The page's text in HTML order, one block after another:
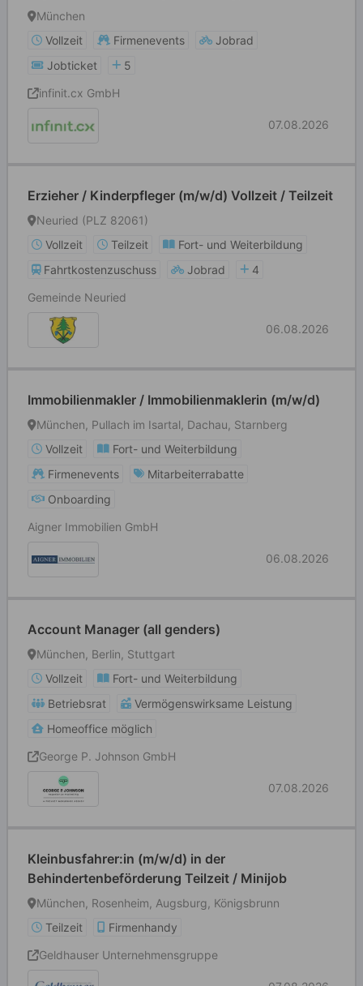
München
Vollzeit
Firmenevents
Jobrad
Jobticket
5
infinit.cx GmbH
07.08.2026
Erzieher / Kinderpfleger (m/w/d) Vollzeit / Teilzeit
Neuried (PLZ 82061)
Vollzeit
Teilzeit
Fort- und Weiterbildung
Fahrtkostenzuschuss
Jobrad
4
Gemeinde Neuried
06.08.2026
Immobilienmakler / Immobilienmaklerin (m/w/d)
München, Pullach im Isartal, Dachau, Starnberg
Vollzeit
Fort- und Weiterbildung
Firmenevents
Mitarbeiterrabatte
Onboarding
Aigner Immobilien GmbH
06.08.2026
Account Manager (all genders)
München, Berlin, Stuttgart
Vollzeit
Fort- und Weiterbildung
Betriebsrat
Vermögenswirksame Leistung
Homeoffice möglich
George P. Johnson GmbH
07.08.2026
Kleinbusfahrer:in (m/w/d) in der
Behindertenbeförderung Teilzeit / Minijob
München, Rosenheim, Augsburg, Königsbrunn
Teilzeit
Firmenhandy
Geldhauser Unternehmensgruppe